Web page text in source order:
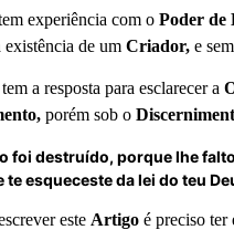
experiência com o Poder de
de um Criador, e
tem a resposta para esclarecer a
porém sob o
foi destruído, porque lhe
te esqueceste da lei do teu
este Artigo é preciso ter